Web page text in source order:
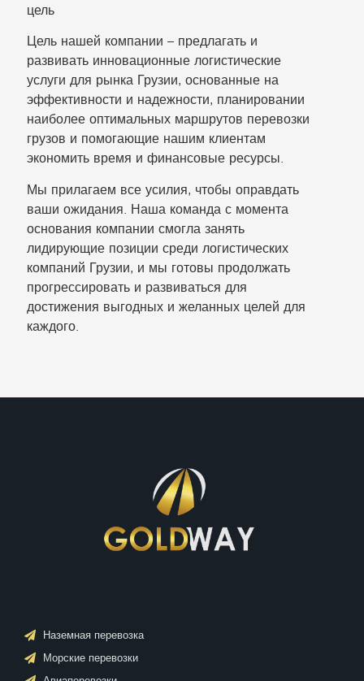
цель
Цель нашей компании – предлагать и
развивать инновационные логистические
услуги для рынка Грузии, основанные на
эффективности и надежности, планировании
наиболее оптимальных маршрутов перевозки
грузов и помогающие нашим клиентам
экономить время и финансовые ресурсы.
Мы прилагаем все усилия, чтобы оправдать
ваши ожидания. Наша команда с момента
основания компании смогла занять
лидирующие позиции среди логистических
компаний Грузии, и мы готовы продолжать
прогрессировать и развиваться для
достижения выгодных и желанных целей для
каждого.
Наземная перевозка
Морские перевозки